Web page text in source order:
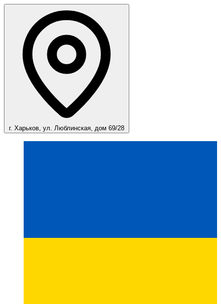
г. Харьков, ул. Люблинская, дом 69/28